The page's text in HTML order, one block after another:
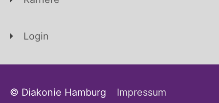
Login
© Diakonie Hamburg
Impressum